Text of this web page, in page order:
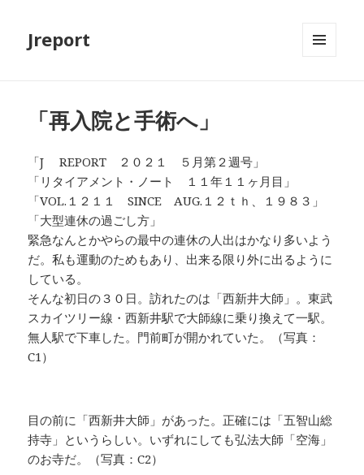
Jreport
「再入院と手術へ」
「J REPORT ２０２１ ５月第２週号」
「リタイアメント・ノート １１年１１ヶ月目」
「VOL.１２１１ SINCE AUG.１２ｔｈ、１９８３」
「大型連休の過ごし方」
緊急なんとかやらの最中の連休の人出はかなり多いよう
だ。私も運動のためもあり、出来る限り外に出るように
している。
そんな初日の３０日。訪れたのは「西新井大師」。東武
スカイツリー線・西新井駅で大師線に乗り換えて一駅。
無人駅で下車した。門前町が開かれていた。（写真：
C1）
目の前に「西新井大師」があった。正確には「五智山総
持寺」というらしい。いずれにしても弘法大師「空海」
のお寺だ。（写真：C2）